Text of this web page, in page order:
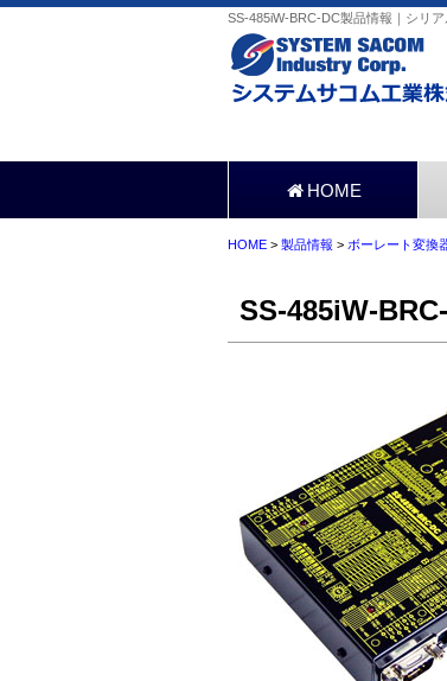
SS-485iW-BRC-DC製品情報｜シリ
HOME
HOME > 製品情報 > ボーレート変換
SS-485iW-